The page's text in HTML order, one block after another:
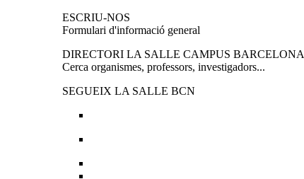
ESCRIU-NOS
Formulari d'informació general
DIRECTORI LA SALLE CAMPUS BARCELONA
Cerca organismes, professors, investigadors...
SEGUEIX LA SALLE BCN